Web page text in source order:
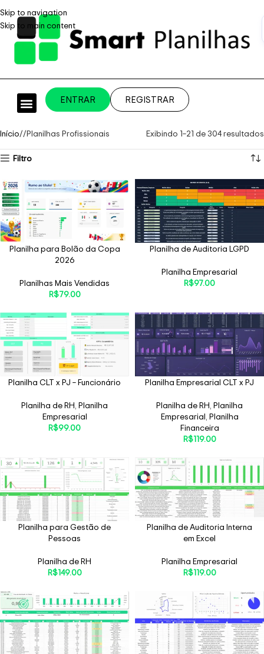
Skip to navigation
Skip to main content
ENTRAR REGISTRAR
Início/ Planilhas Profissionais Exibindo 1–21 de 304 resultados
Filtro
Planilha para Bolão da Copa
2026
Planilhas Mais Vendidas
R$79.00
Planilha de Auditoria LGPD
Planilha Empresarial
R$97.00
Planilha CLT x PJ – Funcionário
Planilha de RH, Planilha
Empresarial
R$99.00
Planilha Empresarial CLT x PJ
Planilha de RH, Planilha
Empresarial, Planilha
Financeira
R$119.00
Planilha para Gestão de
Pessoas
Planilha de RH
R$149.00
Planilha de Auditoria Interna
em Excel
Planilha Empresarial
R$119.00